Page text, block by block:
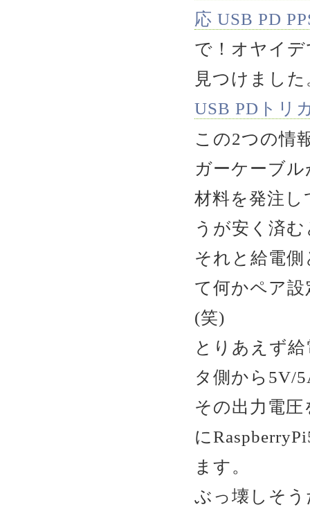
応 USB PD
で！オヤイデ
見つけました
USB PDトリ
この2つの情
ガーケーブ
材料を発注
うが安く済
それと給電
て何かペア
(笑)
とりあえず
タ側から5V/
その出力電
に
ます。
ぶっ壊しそ